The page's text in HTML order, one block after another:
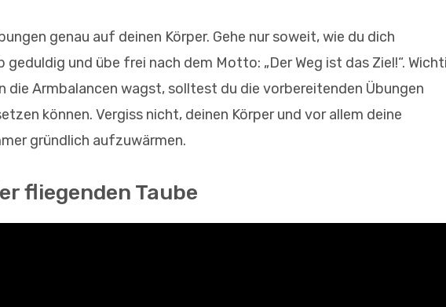
genau auf deinen Körper. Gehe nur soweit, wie du dich
und übe frei nach dem Motto: „Der Weg ist das Ziel!“.
die Armbalancen wagst, solltest du die vorbereitenden Übungen
können. Vergiss nicht, deinen Körper und vor allem deine
gründlich aufzuwärmen.
fliegenden Taube